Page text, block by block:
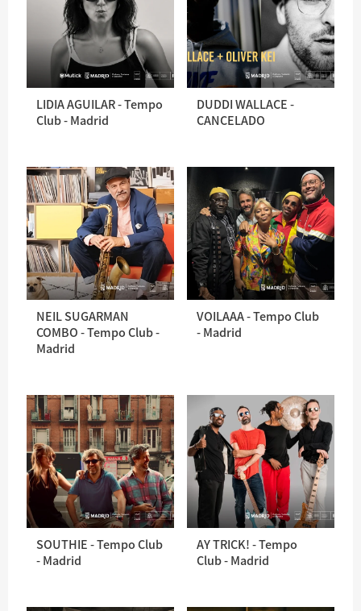
LIDIA AGUILAR - Tempo
Club - Madrid
DUDDI WALLACE -
CANCELADO
NEIL SUGARMAN
COMBO - Tempo Club -
Madrid
VOILAAA - Tempo Club
- Madrid
SOUTHIE - Tempo Club
- Madrid
AY TRICK! - Tempo
Club - Madrid